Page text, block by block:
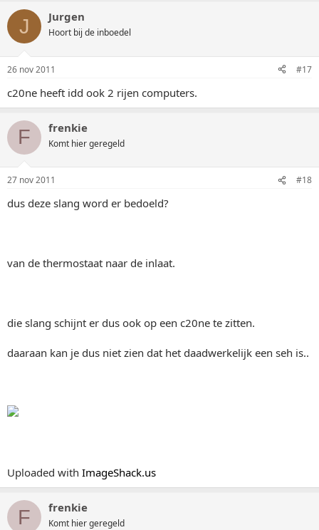
J Jurgen
Hoort bij de inboedel
26 nov 2011 #17
c20ne heeft idd ook 2 rijen computers.
F frenkie
Komt hier geregeld
27 nov 2011 #18
dus deze slang word er bedoeld?
van de thermostaat naar de inlaat.
die slang schijnt er dus ook op een c20ne te zitten.
daaraan kan je dus niet zien dat het daadwerkelijk een seh is..
Uploaded with ImageShack.us
F frenkie
Komt hier geregeld